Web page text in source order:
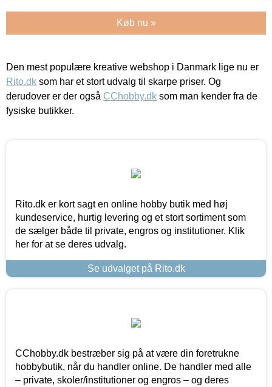
Køb nu »
Den mest populære kreative webshop i Danmark lige nu er
Rito.dk som har et stort udvalg til skarpe priser. Og
derudover er der også CChobby.dk som man kender fra de
fysiske butikker.
Rito.dk er kort sagt en online hobby butik med høj
kundeservice, hurtig levering og et stort sortiment som
de sælger både til private, engros og institutioner. Klik
her for at se deres udvalg.
Se udvalget på Rito.dk
CChobby.dk bestræber sig på at være din foretrukne
hobbybutik, når du handler online. De handler med alle
– private, skoler/institutioner og engros – og deres